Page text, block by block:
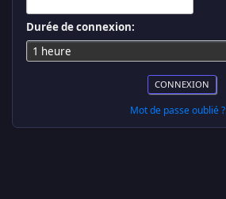
Durée de connexion:
Mot de passe oublié ?